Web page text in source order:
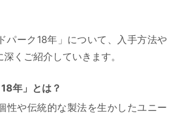
パーク18年」について、入手方法や
くご紹介していきます。
年」とは？
性や伝統的な製法を生かしたユニー